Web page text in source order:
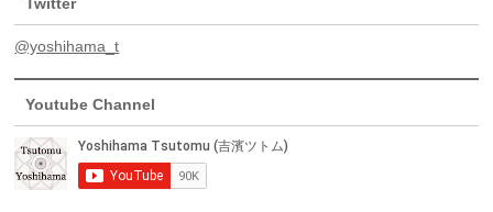
Twitter
@yoshihama_t
Youtube Channel